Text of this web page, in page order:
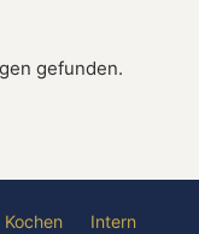
gefunden.
Kochen Intern